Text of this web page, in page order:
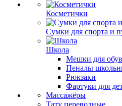
Косметички
Сумки для спорта и
Школа
Мешки для
Пеналы
Рюкзаки
Фартуки для
Массажёры
Тату переводные